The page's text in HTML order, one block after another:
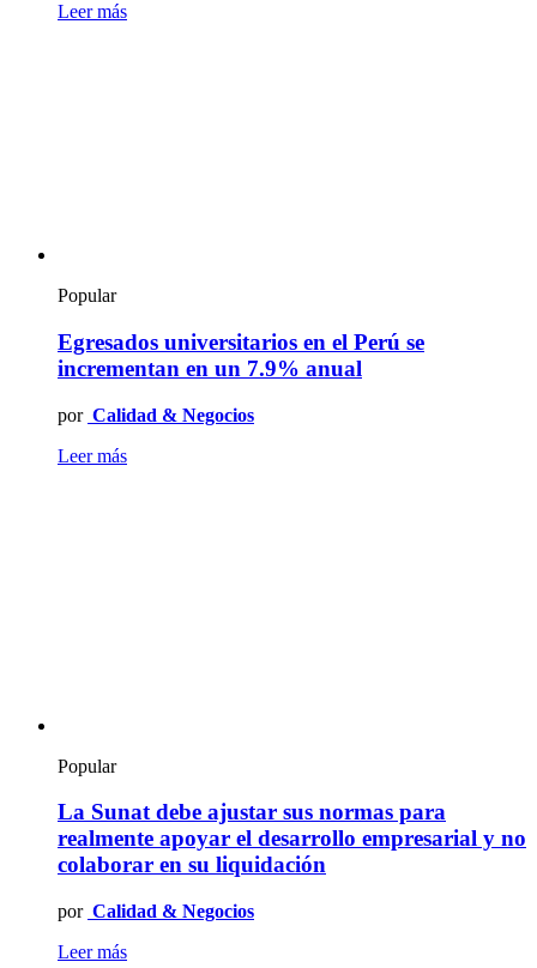
Leer más
Popular
Egresados universitarios en el Perú se
incrementan en un 7.9% anual
por Calidad & Negocios
Leer más
Popular
La Sunat debe ajustar sus normas para
realmente apoyar el desarrollo empresarial y no
colaborar en su liquidación
por Calidad & Negocios
Leer más